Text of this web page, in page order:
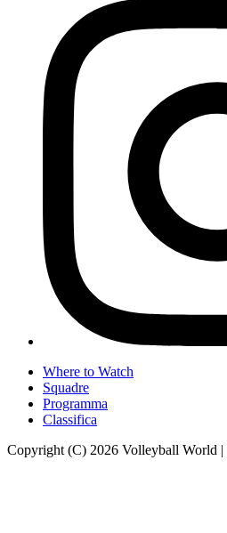
Where to Watch
Squadre
Programma
Classifica
Copyright (C) 2026 Volleyball World